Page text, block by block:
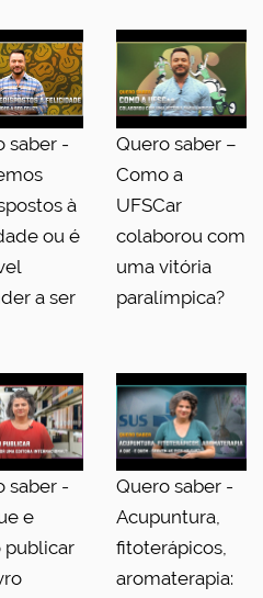
saber -
à
ou é
a ser
Quero saber –
Como a
UFSCar
colaborou com
uma vitória
paralímpica?
saber -
e
publicar
Quero saber -
Acupuntura,
fitoterápicos,
aromaterapia: